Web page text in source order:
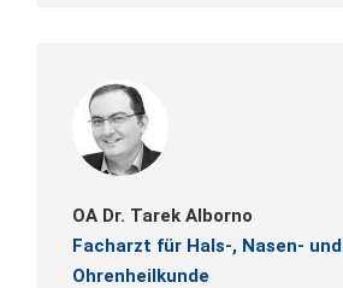
OA Dr. Tarek Alborno
Facharzt für Hals-, Nasen- und
Ohrenheilkunde